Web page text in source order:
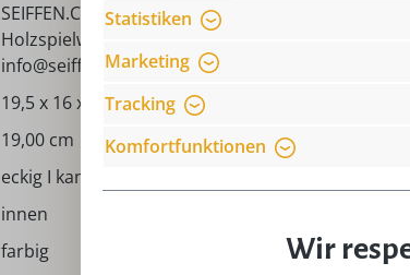
SEIFFEN.COM by Nestler GmbH, c/o Erzgebirgische
Holzspielwaren Ebert GmbH, Hauptstraße 132,
info@seiffen.com
19,5 x 16 x 5 cm
19,00 cm
eckig I kantig, klassisch
innen
farbig
Statistiken
Marketing
Tracking
Komfortfunktionen
Wir